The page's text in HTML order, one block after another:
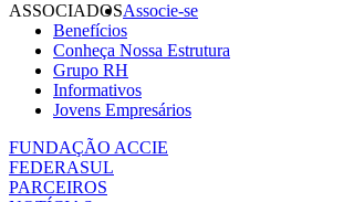
ASSOCIADOSAssocie-se
Benefícios
Conheça Nossa Estrutura
Grupo RH
Informativos
Jovens Empresários
FUNDAÇÃO ACCIE
FEDERASUL
PARCEIROS